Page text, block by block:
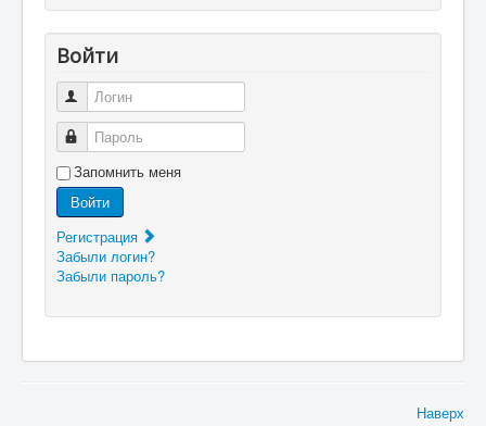
Войти
Логин
Пароль
Запомнить меня
Войти
Регистрация
Забыли логин?
Забыли пароль?
Наверх